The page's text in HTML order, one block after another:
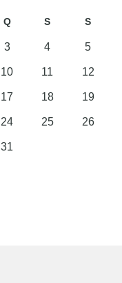
Q S S
3 4 5
10 11 12
17 18 19
24 25 26
31